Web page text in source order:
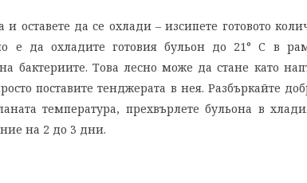
оставете да се охлади – изсипете готовото
е да охладите готовия бульон до 21° C в
бактериите. Това лесно може да стане като
поставите тенджерата в нея. Разбъркайте
температура, прехвърлете бульона в
на 2 до 3 дни.